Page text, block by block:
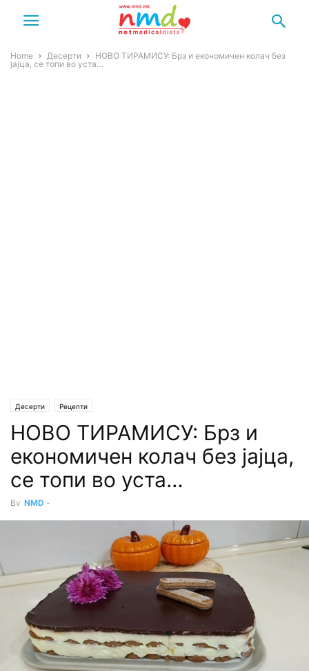
Home Десерти
НОВО ТИРАМИСУ: Брз и економичен колач без
јајца, се топи во уста…
Десерти Рецепти
НОВО ТИРАМИСУ: Брз и
економичен колач без јајца,
се топи во уста…
By NMD -